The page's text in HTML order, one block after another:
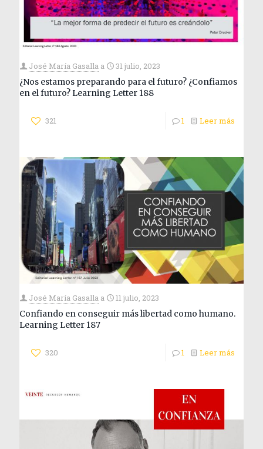
José María Gasalla a
31 julio, 2023
¿Nos estamos preparando para el futuro? ¿Confiamos
en el futuro? Learning Letter 188
321 1 Leer más
José María Gasalla a
11 julio, 2023
Confiando en conseguir más libertad como humano.
Learning Letter 187
320 1 Leer más